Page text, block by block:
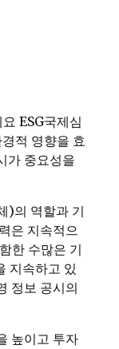
ESG국제심
적 영향을 효
가 중요성을
)의 역할과 기
은 지속적으
한 수많은 기
지속하고 있
정보 공시의
높이고 투자